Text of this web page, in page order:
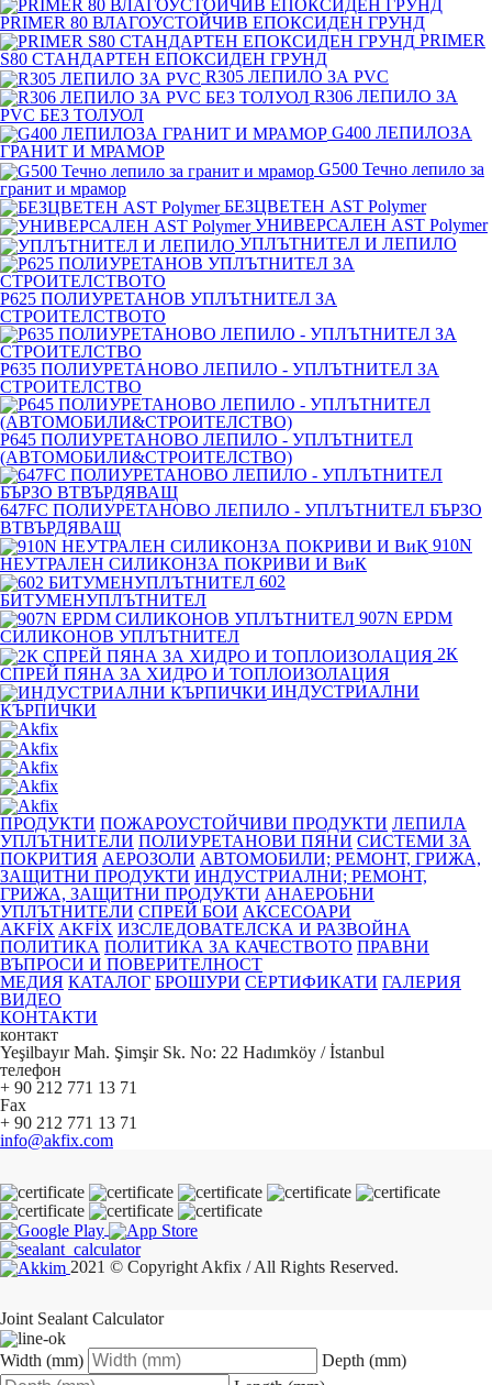
PRIMER 80 ВЛАГОУСТОЙЧИВ ЕПОКСИДЕН ГРУНД
PRIMER
S80 СТАНДАРТЕН ЕПОКСИДЕН ГРУНД
R305 ЛЕПИЛО ЗА PVC
R306 ЛЕПИЛО ЗА
PVC БЕЗ ТОЛУОЛ
G400 ЛЕПИЛОЗА
ГРАНИТ И МРАМОP
G500 Течно лепило за
гранит и мрамор
БЕЗЦВЕТЕН AST Polymer
УНИВЕРСАЛЕН AST Polymer
УПЛЪТНИТЕЛ И ЛЕПИЛО
P625 ПОЛИУРЕТАНОВ УПЛЪТНИТЕЛ ЗА
СТРОИТЕЛСТВОТО
P635 ПОЛИУРЕТАНОВО ЛЕПИЛО - УПЛЪТНИТЕЛ ЗА
СТРОИТЕЛСТВО
P645 ПОЛИУРЕТАНОВО ЛЕПИЛО - УПЛЪТНИТЕЛ
(АВТОМОБИЛИ&СТРОИТЕЛСТВО)
647FC ПОЛИУРЕТАНОВО ЛЕПИЛО - УПЛЪТНИТЕЛ БЪРЗО
ВТВЪРДЯВАЩ
910N
НЕУТРАЛЕН СИЛИКОНЗА ПОКРИВИ И ВиК
602
БИТУМЕНУПЛЪТНИТЕЛ
907N EPDM
СИЛИКОНОВ УПЛЪТНИТЕЛ
2К
СПРЕЙ ПЯНА ЗА ХИДРО И ТОПЛОИЗОЛАЦИЯ
ИНДУСТРИАЛНИ
КЪРПИЧКИ
ПРОДУКТИ ПОЖАРОУСТОЙЧИВИ ПРОДУКТИ ЛЕПИЛА
УПЛЪТНИТЕЛИ ПОЛИУРЕТАНОВИ ПЯНИ СИСТЕМИ ЗА
ПОКРИТИЯ АЕРОЗОЛИ АВТОМОБИЛИ; РЕМОНТ, ГРИЖА,
ЗАЩИТНИ ПРОДУКТИ ИНДУСТРИАЛНИ; РЕМОНТ,
ГРИЖА, ЗАЩИТНИ ПРОДУКТИ АНАЕРОБНИ
УПЛЪТНИТЕЛИ СПРЕЙ БОИ АКСЕСОАРИ
AKFİX AKFİX ИЗСЛЕДОВАТЕЛСКА И РАЗВОЙНА
ПОЛИТИКА ПОЛИТИКА ЗА КАЧЕСТВОТО ПРАВНИ
ВЪПРОСИ И ПОВЕРИТЕЛНОСТ
МЕДИЯ КАТАЛОГ БРОШУРИ СЕРТИФИКАТИ ГАЛЕРИЯ
ВИДЕО
КОНТАКТИ
контакт
Yeşilbayır Mah. Şimşir Sk. No: 22 Hadımköy / İstanbul
телефон
+ 90 212 771 13 71
Fax
+ 90 212 771 13 71
info@akfix.com
2021 © Copyright Akfix / All Rights Reserved.
Joint Sealant Calculator
Width (mm)
Depth (mm)